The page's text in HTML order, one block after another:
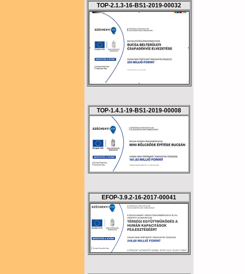
TOP-2.1.3-16-BS1-2019-00032
TOP-1.4.1-19-BS1-2019-00008
EFOP-3.9.2-16-2017-00041